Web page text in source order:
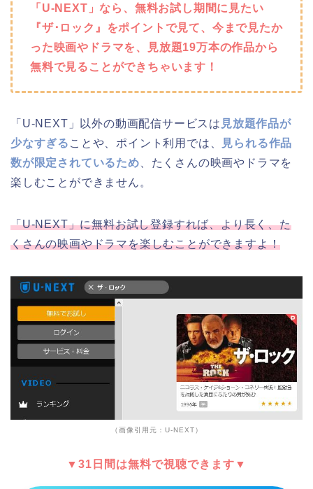
「U-NEXT」なら、無料お試し期間に見たい
『ザ･ロック』をポイントで見て、今まで見たか
った映画やドラマを、見放題19万本の作品から
無料で見ることができちゃいます！
「U-NEXT」以外の動画配信サービスは 見放題作品が
少なすぎる ことや、ポイント利用では、
見られる作品
数が限定されているため 、たくさんの映画やドラマを
楽しむことができません。
「U-NEXT」に無料お試し登録すれば、より長く、た
くさんの映画やドラマを楽しむことができますよ！
（画像引用元：U-NEXT）
▼31日間は無料で視聴できます▼